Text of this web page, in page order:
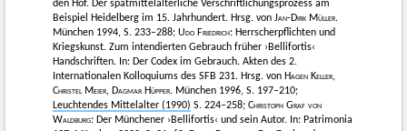
den Hof. Der spätmittelalterliche Verschriftlichungsprozess am
Beispiel Heidelberg im 15. Jahrhundert. Hrsg. von Jan-Dirk Müller.
München 1994, S. 233–288; Udo Friedrich: Herrscherpflichten und
Kriegskunst. Zum intendierten Gebrauch früher ›Bellifortis‹
Handschriften. In: Der Codex im Gebrauch. Akten des 2.
Internationalen Kolloquiums des SFB 231. Hrsg. von Hagen Keller,
Christel Meier, Dagmar Hüpper. München 1996, S. 197–210;
Leuchtendes Mittelalter (1990) S. 224–258; Christoph Graf von
Waldburg: Der Münchener ›Bellifortis‹ und sein Autor. In: Patrimonia